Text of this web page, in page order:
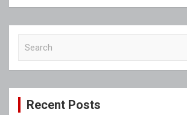
c
Recent Posts